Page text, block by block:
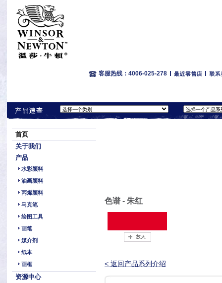
客服热线：4006-025-278
首页
关于我们
产品
水彩颜料
油画颜料
丙烯颜料
马克笔
绘图工具
画笔
媒介剂
纸本
画框
资源中心
色谱 - 朱红
< 返回产品系列介绍